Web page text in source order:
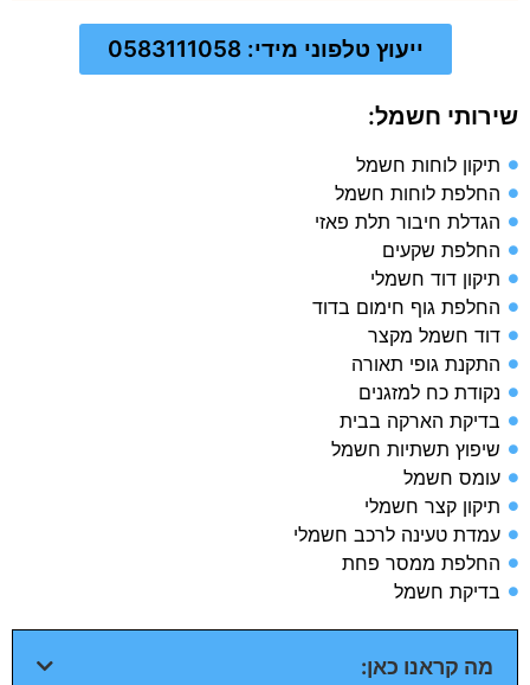
ייעוץ טלפוני מידי: 0583111058
שירותי חשמל:
תיקון לוחות חשמל
החלפת לוחות חשמל
הגדלת חיבור תלת פאזי
החלפת שקעים
תיקון דוד חשמלי
החלפת גוף חימום בדוד
דוד חשמל מקצר
התקנת גופי תאורה
נקודת כח למזגנים
בדיקת הארקה בבית​
שיפוץ תשתיות חשמל​
עומס חשמל​
תיקון קצר חשמלי​
עמדת טעינה לרכב חשמלי​
החלפת ממסר פחת​
בדיקת חשמל​
מה קראנו כאן: